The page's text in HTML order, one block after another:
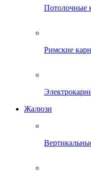
Потолочные
Римские
Жалюзи